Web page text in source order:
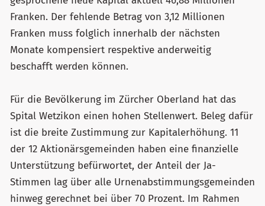
Franken. Der fehlende Betrag von 3,12 Millionen
Franken muss folglich innerhalb der nächsten
Monate kompensiert respektive anderweitig
beschafft werden können.
Für die Bevölkerung im Zürcher Oberland hat das
Spital Wetzikon einen hohen Stellenwert. Beleg dafür
ist die breite Zustimmung zur Kapitalerhöhung. 11
der 12 Aktionärsgemeinden haben eine finanzielle
Unterstützung befürwortet, der Anteil der Ja-
Stimmen lag über alle Urnenabstimmungsgemeinden
hinweg gerechnet bei über 70 Prozent. Im Rahmen